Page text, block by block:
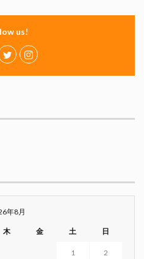
us!
年8月
木 金 土 日
1 2